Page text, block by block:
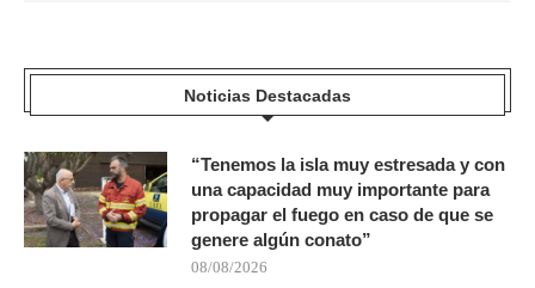
Noticias Destacadas
“Tenemos la isla muy estresada y con
una capacidad muy importante para
propagar el fuego en caso de que se
genere algún conato”
08/08/2026